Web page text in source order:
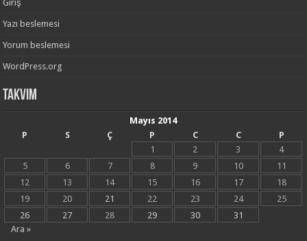
Giriş
Yazı beslemesi
Yorum beslemesi
WordPress.org
Takvim
Mayıs 2014
P
S Ç P C C
P
1
2 3
4
5
6 7 8 9 10
11
12
13 14 15 16 17
18
19
20 21 22 23 24
25
26
27 28 29 30
31
Ara »